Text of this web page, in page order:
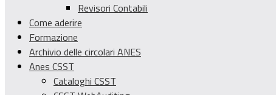
Revisori Contabili
Come aderire
Formazione
Archivio delle circolari ANES
Anes CSST
Cataloghi CSST